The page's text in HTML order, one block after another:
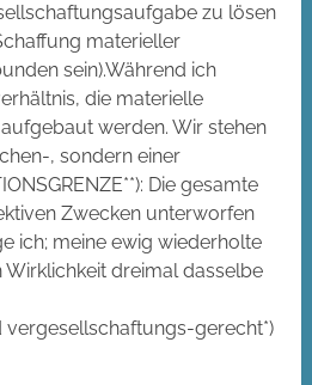
zu lösen
materieller
sein).Während ich
die materielle
werden. Wir stehen
, sondern einer
Die gesamte
Zwecken unterworfen
ich; meine ewig wiederholte
Wirklichkeit dreimal dasselbe
gerecht*)